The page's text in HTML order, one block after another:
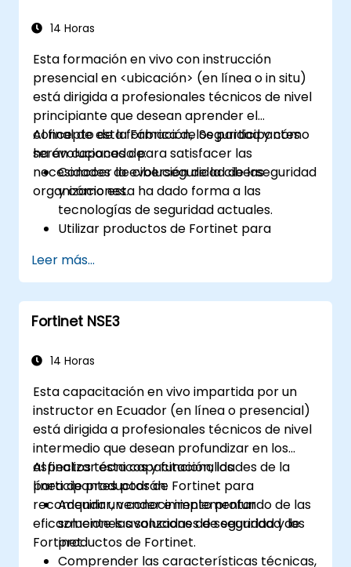
Conocer la Security Fabric de Fortinet y
la ciberseguridad.
14 Horas
Esta formación en vivo con instrucción
presencial en <ubicación> (en línea o in situ)
está dirigida a profesionales técnicos de nivel
principiante que desean aprender el
concepto de la Fábrica de Seguridad y cómo
ha evolucionado para satisfacer las
necesidades de ciberseguridad de las
organizaciones.
Al final de esta formación, los participantes
serán capaces de:
Conocer la evolución de la ciberseguridad
y cómo esta ha dado forma a las
tecnologías de seguridad actuales.
Utilizar productos de Fortinet para
amenazas y ataques cibernéticos.
Comprender las capacidades de
integración y automatización de las
soluciones de Fortinet para proporcionar
incidentes cibernéticos.
Leer más...
Fortinet NSE3
14 Horas
Esta capacitación en vivo impartida por un
instructor en Ecuador (en línea o presencial)
está dirigida a profesionales técnicos de nivel
intermedio que desean profundizar en los
aspectos técnicos y funcionalidades de la
línea de productos de Fortinet para
recomendar, vender e implementar
eficazmente las soluciones de seguridad de
Fortinet.
Al finalizar esta capacitación, los
participantes podrán:
Adquirir un conocimiento profundo de las
soluciones avanzadas de seguridad y los
productos de Fortinet.
Comprender las características técnicas,